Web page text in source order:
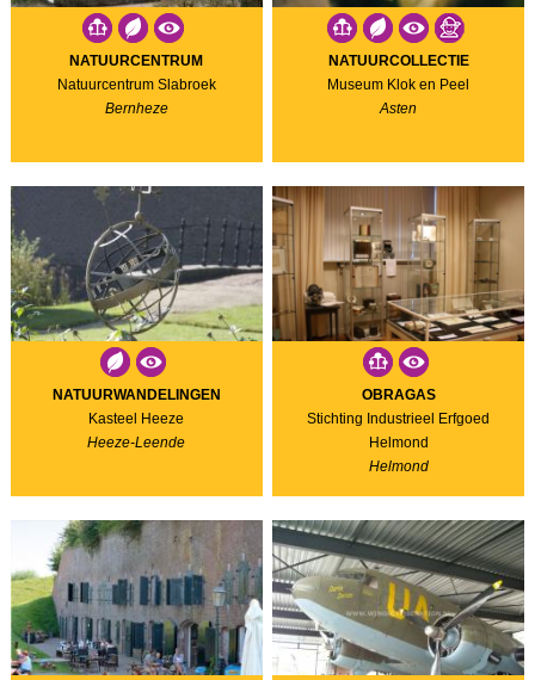
NATUURCENTRUM
Natuurcentrum Slabroek
Bernheze
NATUURCOLLECTIE
Museum Klok en Peel
Asten
NATUURWANDELINGEN
Kasteel Heeze
Heeze-Leende
OBRAGAS
Stichting Industrieel Erfgoed
Helmond
Helmond